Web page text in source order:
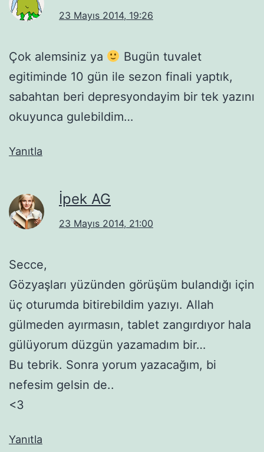
23 Mayıs 2014, 19:26
Çok alemsiniz ya
Bugün tuvalet
egitiminde 10 gün ile sezon finali yaptık,
sabahtan beri depresyondayim bir tek yazını
okuyunca gulebildim…
Yanıtla
İpek AG
23 Mayıs 2014, 21:00
Secce,
Gözyaşları yüzünden görüşüm bulandığı için
üç oturumda bitirebildim yazıyı. Allah
gülmeden ayırmasın, tablet zangırdıyor hala
gülüyorum düzgün yazamadım bir…
Bu tebrik. Sonra yorum yazacağım, bi
nefesim gelsin de..
<3
Yanıtla